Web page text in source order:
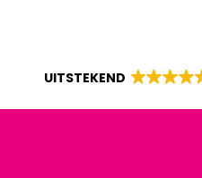
UITSTEKEND